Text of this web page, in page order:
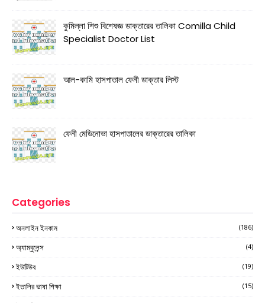
কুমিল্লা শিশু বিশেষজ্ঞ ডাক্তারের তালিকা Comilla Child
Specialist Doctor List
আল-কামি হাসপাতাল ফেনী ডাক্তার লিস্ট
ফেনী মেডিনোভা হাসপাতালের ডাক্তারের তালিকা
Categories
অনলাইন ইনকাম (186)
অ্যাম্বুলেন্স (4)
ইউটিউব (19)
ইতালির ভাষা শিক্ষা (15)